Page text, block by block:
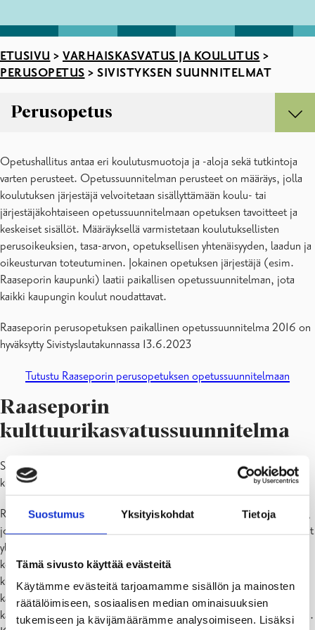
Suostumus Yksityiskohdat Tietoja
Tämä sivusto käyttää evästeitä
Käytämme evästeitä tarjoamamme sisällön ja mainosten
räätälöimiseen, sosiaalisen median ominaisuuksien
tukemiseen ja kävijämäärämme analysoimiseen. Lisäksi
ETUSIVU > VARHAISKASVATUS JA KOULUTUS >
PERUSOPETUS > SIVISTYKSEN SUUNNITELMAT
Perusopetus
Koulukuljetukset
Koululaisten iltapäivätoiminta
Kouluun ilmoittautuminen
Lomakkeita
Opetuksen tukitoimet ja oppilashuolto
Sivistyksen suunnitelmat
Opetushallitus antaa eri koulutusmuotoja ja -aloja sekä tutkintoja
varten perusteet. Opetussuunnitelman perusteet on määräys, jolla
koulutuksen järjestäjä velvoitetaan sisällyttämään koulu- tai
järjestäjäkohtaiseen opetussuunnitelmaan opetuksen tavoitteet ja
keskeiset sisällöt. Määräyksellä varmistetaan koulutuksellisten
perusoikeuksien, tasa-arvon, opetuksellisen yhtenäisyyden, laadun ja
oikeusturvan toteutuminen. Jokainen opetuksen järjestäjä (esim.
Raaseporin kaupunki) laatii paikallisen opetussuunnitelman, jota
kaikki kaupungin koulut noudattavat.
Raaseporin perusopetuksen paikallinen opetussuunnitelma 2016 on
hyväksytty Sivistyslautakunnassa 13.6.2023
Tutustu Raaseporin perusopetuksen opetussuunnitelmaan
Raaseporin
kulttuurikasvatussuunnitelma
Sivistyslautakunta päätti 15.6.2021 kokouksessaan että Raaseporin
kulttuurikasvatussuunnitelma otetaan käyttöön syksystä 2021 lähtien.
Raaseporin kaupungin kulttuurikasvatussuunnitelma on kokonaisuus,
joka muodostuu kaupungin useiden yksiköiden välisestä toimialarajat
ylittävästä yhteistyöstä. Tämän lisäksi yhteistyötä tehdään myös
kolmannen sektorin kanssa esimerkiksi yhteishankkeilla. Suuri osa
kulttuuriohjelmista on tilattu, räätälöity ja rahoitettu Raaseporin
kaupungin kulttuuripalveluista, kun taas osa tapahtuu
kaupunginkirjaston, museon ja musiikkiopiston toiminnan puitteissa.